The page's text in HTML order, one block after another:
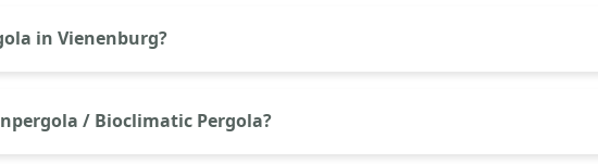
in Vienenburg?
ca. 9.000€. Der genaue Preis richtet sich nach Größe, Ausführung und
/ Bioclimatic Pergola?